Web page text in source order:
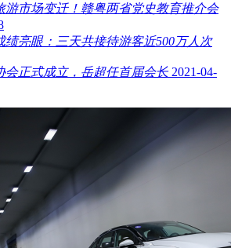
游市场变迁！赣粤两省党史教育推介会
绩亮眼：三天共接待游客近500万人次
会正式成立，岳超任首届会长 2021-04-